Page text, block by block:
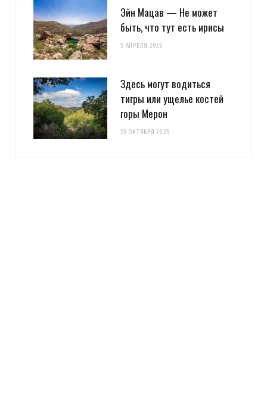
Эйн Мацав — Не может
быть, что тут есть ирисы
5 АПРЕЛЯ 2026
Здесь могут водиться
тигры или ущелье костей
горы Мерон
23 ОКТЯБРЯ 2025